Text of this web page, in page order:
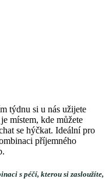
týdnu si u nás užijete
místem, kde můžete
se hýčkat. Ideální pro
příjemného
s péčí, kterou si zasloužíte,